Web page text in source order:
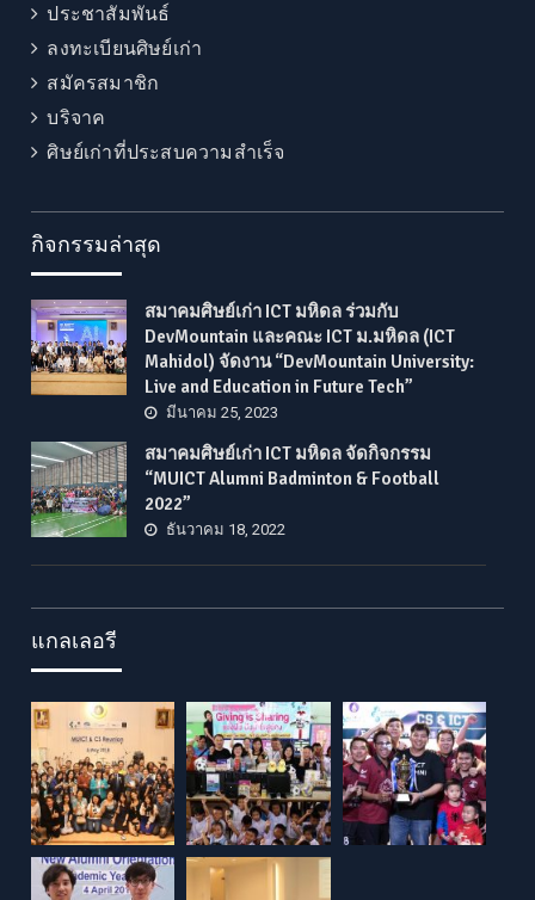
ประชาสัมพันธ์
ลงทะเบียนศิษย์เก่า
สมัครสมาชิก
บริจาค
ศิษย์เก่าที่ประสบความสำเร็จ
กิจกรรมล่าสุด
สมาคมศิษย์เก่า ICT มหิดล ร่วมกับ
DevMountain และคณะ ICT ม.มหิดล (ICT
Mahidol) จัดงาน “DevMountain University:
Live and Education in Future Tech”
มีนาคม 25, 2023
สมาคมศิษย์เก่า ICT มหิดล จัดกิจกรรม
“MUICT Alumni Badminton & Football
2022”
ธันวาคม 18, 2022
แกลเลอรี